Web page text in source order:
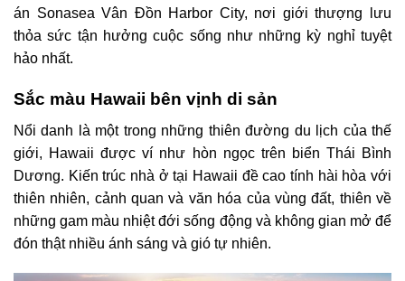
án Sonasea Vân Đồn Harbor City, nơi giới thượng lưu
thỏa sức tận hưởng cuộc sống như những kỳ nghỉ tuyệt
hảo nhất.
Sắc màu Hawaii bên vịnh di sản
Nổi danh là một trong những thiên đường du lịch của thế
giới, Hawaii được ví như hòn ngọc trên biển Thái Bình
Dương. Kiến trúc nhà ở tại Hawaii đề cao tính hài hòa với
thiên nhiên, cảnh quan và văn hóa của vùng đất, thiên về
những gam màu nhiệt đới sống động và không gian mở để
đón thật nhiều ánh sáng và gió tự nhiên.